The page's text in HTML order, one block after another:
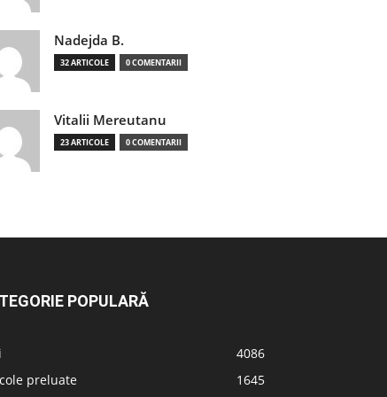
Nadejda B.
32 ARTICOLE 0 COMENTARII
Vitalii Mereutanu
23 ARTICOLE 0 COMENTARII
POPULARĂ
4086
preluate
1645